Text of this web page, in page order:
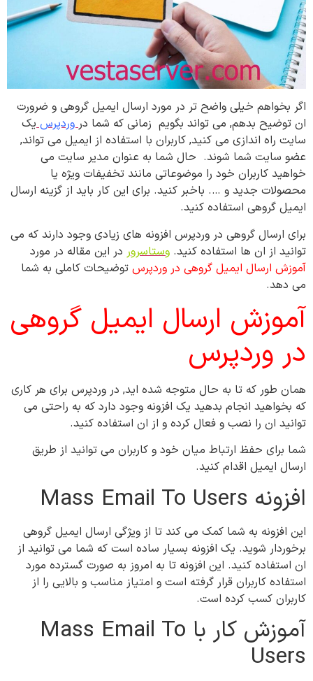
اگر بخواهم خیلی واضح تر در مورد ارسال ایمیل گروهی و ضرورت
ان توضیح بدهم, می تواند بگویم زمانی که شما دروردپرسیک
سایت راه اندازی می کنید, کاربران با استفاده از ایمیل می تواند,
عضو سایت شما شوند. حال شما به عنوان مدیر سایت می
خواهید کاربران خود را موضوعاتی مانند تخفیفات ویژه یا
محصولات جدید و …. باخبر کنید. برای این کار باید از گزینه ارسال
ایمیل گروهی استفاده کنید.
برای ارسال گروهی در وردپرس افزونه های زیادی وجود دارند که می
توانید از ان ها استفاده کنید. وستاسرور در این مقاله در مورد
آموزش ارسال ایمیل گروهی در وردپرس توضیحات کاملی به شما
می دهد.
آموزش ارسال ایمیل گروهی
در وردپرس
همان طور که تا به حال متوجه شده اید, در وردپرس برای هر کاری
که بخواهید انجام بدهید یک افزونه وجود دارد که به راحتی می
توانید ان را نصب و فعال کرده و از ان استفاده کنید.
شما برای حفظ ارتباط میان خود و کاربران می توانید از طریق
ارسال ایمیل اقدام کنید.
افزونه Mass Email To Users
این افزونه به شما کمک می کند تا از ویژگی ارسال ایمیل گروهی
برخوردار شوید. یک افزونه بسیار ساده است که شما می توانید از
ان استفاده کنید. این افزونه تا به امروز به صورت گسترده مورد
استفاده کاربران قرار گرفته است و امتیاز مناسب و بالایی را از
کاربران کسب کرده است.
آموزش کار با Mass Email To
Users